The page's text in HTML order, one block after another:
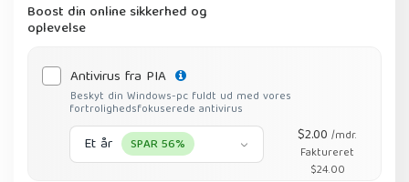
Boost din online sikkerhed og
oplevelse
Antivirus fra PIA
Beskyt din Windows-pc fuldt ud med vores
fortrolighedsfokuserede antivirus
Et år SPAR 56% $2.00/mdr.
Faktureret
$24.00